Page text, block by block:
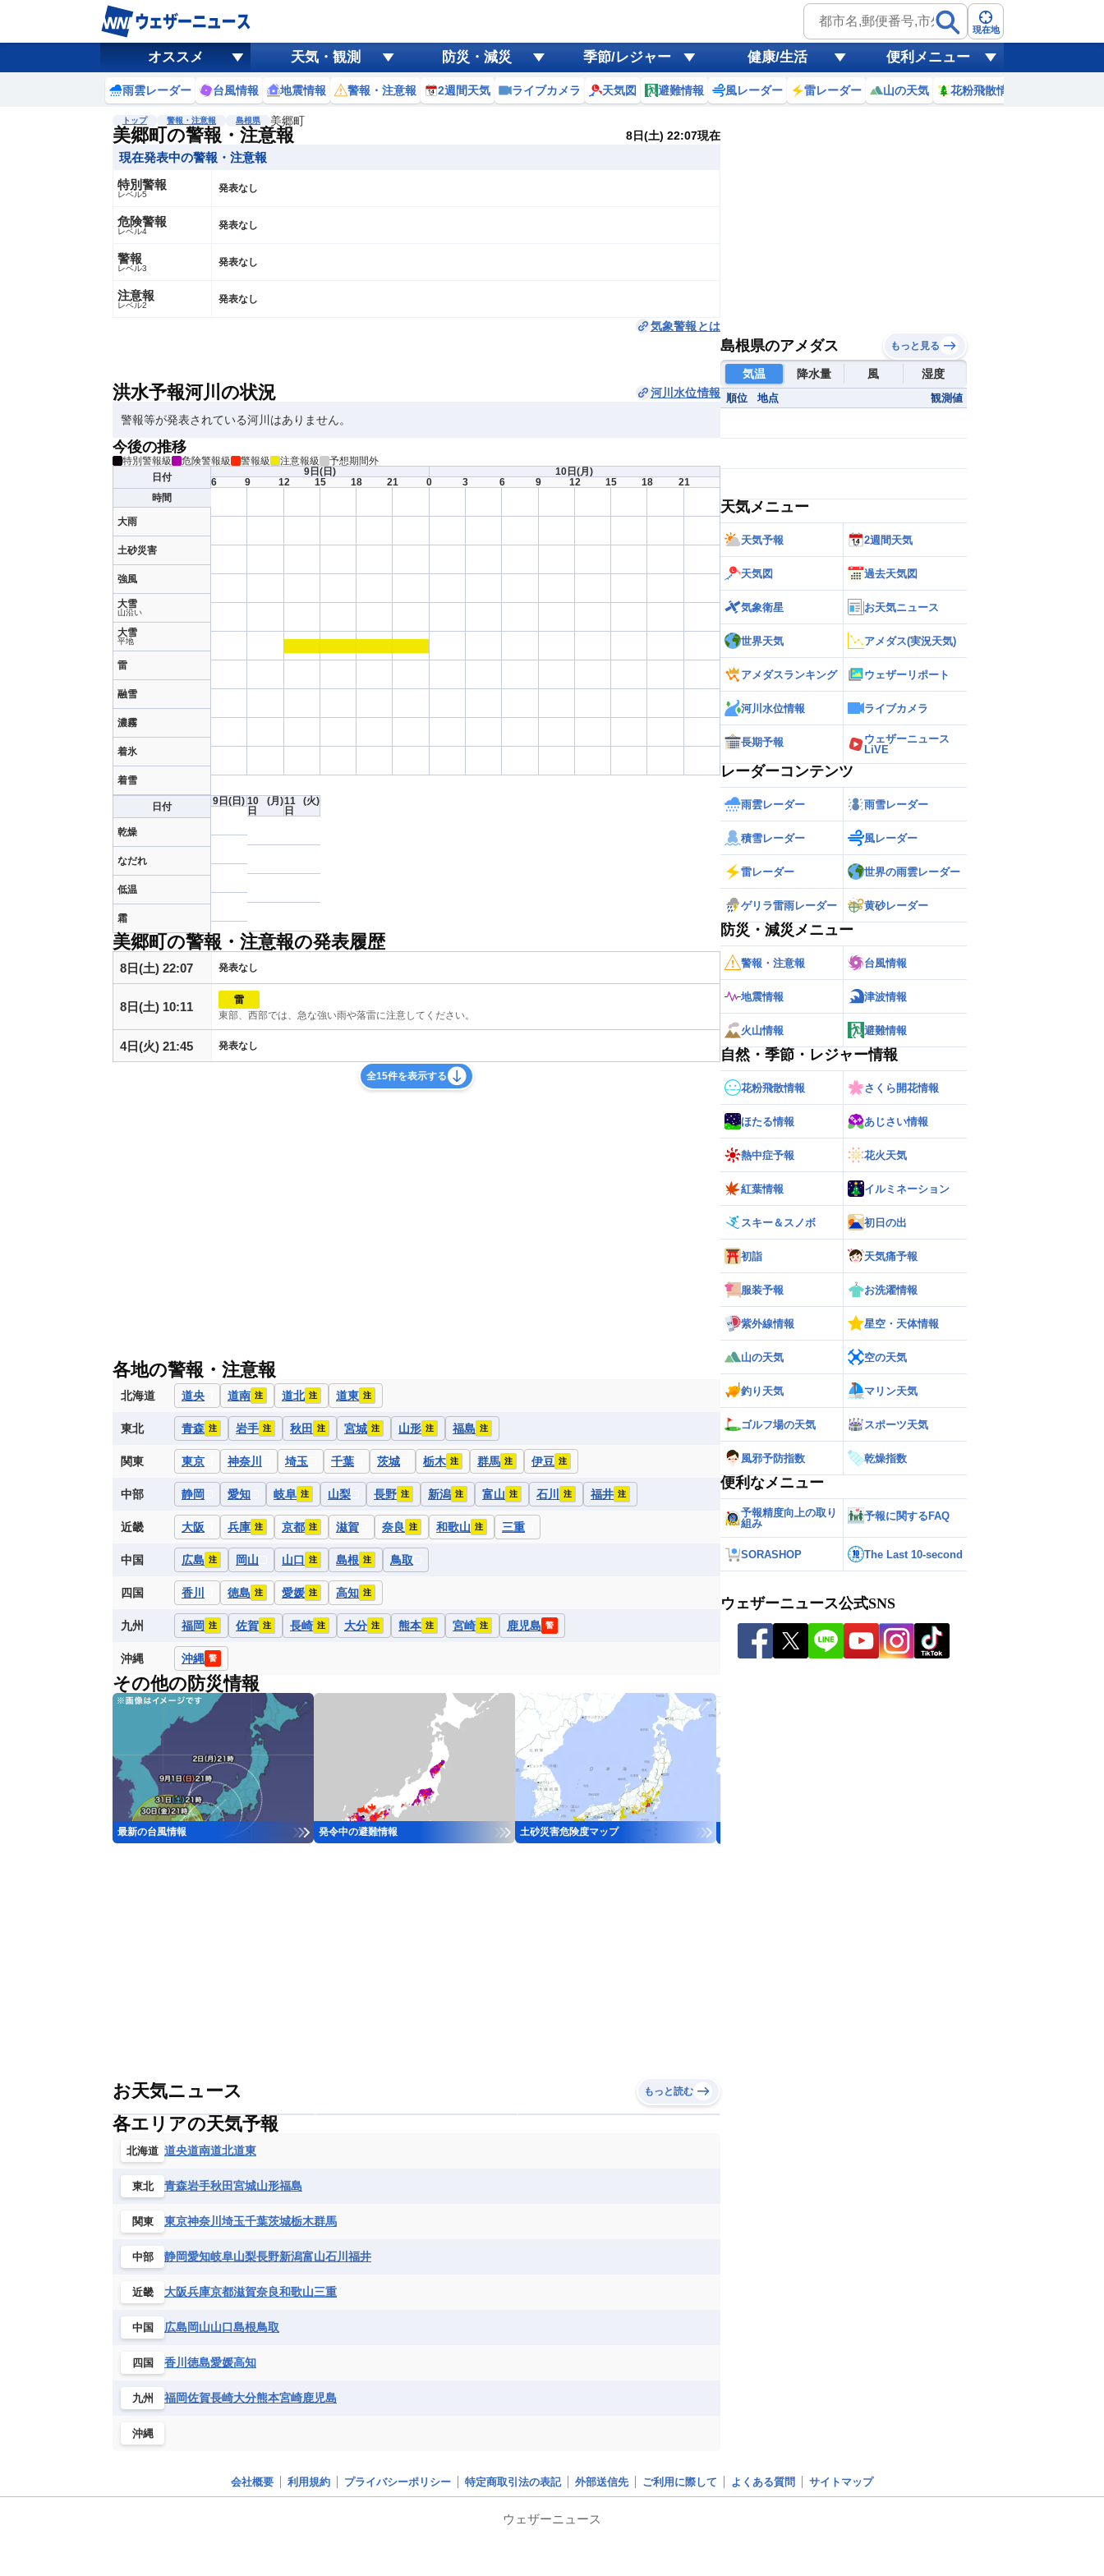
現在地
オススメ 天気・観測 防災・減災 季節/レジャー 健康/生活 便利メニュー
雨雲レーダー 台風情報 地震情報 警報・注意報 2週間天気 ライブカメラ 天気図 避難情報 風レーダー 雷レーダー 山の天気 花粉飛散情報
トップ 警報・注意報 島根県 美郷町
美郷町の警報・注意報 8日(土) 22:07現在
現在発表中の警報・注意報
特別警報
レベル5 発表なし
危険警報
レベル4 発表なし
警報
レベル3 発表なし
注意報
レベル2 発表なし
気象警報とは
洪水予報河川の状況 河川水位情報
警報等が発表されている河川はありません。
今後の推移
特別警報級 危険警報級 警報級 注意報級
予想期間外
日付
時間
大雨
土砂災害
強風
大雪
山沿い
大雪
平地
雷
融雪
濃霧
着氷
着雪
9日 (日)
6
9 12 15 18 21
10日(月)
0
3 6 9 12 15 18 21
日付
乾燥
なだれ
低温
霜
9日(日) 10
日
(月)11
日
(火)
美郷町の警報・注意報の発表履歴
8日(土) 22:07 発表なし
8日(土) 10:11
雷
東部、西部では、急な強い雨や落雷に注意してください。
4日(火) 21:45 発表なし
全15件を表示する
各地の警報・注意報
北海道 道央 道南 注 道北 注 道東 注
東北 青森 注 岩手 注 秋田 注 宮城 注 山形 注 福島 注
関東 東京 神奈川 埼玉 千葉 茨城 栃木 注 群馬 注 伊豆 注
中部 静岡 愛知 岐阜 注 山梨 長野 注 新潟 注 富山 注 石川 注 福井 注
近畿 大阪 兵庫 注 京都 注 滋賀 奈良 注 和歌山 注 三重
中国 広島 注 岡山 山口 注 島根 注 鳥取
四国 香川 徳島 注 愛媛 注 高知 注
九州 福岡 注 佐賀 注 長崎 注 大分 注 熊本 注 宮崎 注 鹿児島 警
沖縄 沖縄 警
その他の防災情報
最新の台風情報 発令中の避難情報 土砂災害危険度マップ
お天気ニュース もっと読む
各エリアの天気予報
北海道 道央道南道北道東
東北 青森岩手秋田宮城山形福島
関東 東京神奈川 埼玉千葉茨城栃木群馬
中部 静岡愛知岐阜山梨長野新潟富山石川 福井
近畿 大阪兵庫京都滋賀奈良和歌山三重
中国 広島岡山山口島根鳥取
四国 香川 徳島愛媛高知
九州 福岡佐賀長崎大分熊本宮崎鹿児島
沖縄
島根県のアメダス もっと見る
気温 降水量 風 湿度
順位 地点 観測値
天気メニュー
天気予報 2週間天気
天気図 過去天気図
気象衛星 お天気ニュース
世界天気 アメダス(実況天気)
アメダスランキング ウェザーリポート
河川水位情報 ライブカメラ
長期予報
ウェザーニュース
LiVE
レーダーコンテンツ
雨雲レーダー 雨雪レーダー
積雪レーダー 風レーダー
雷レーダー 世界の雨雲レーダー
ゲリラ雷雨レーダー 黄砂レーダー
防災・減災メニュー
警報・注意報 台風情報
地震情報 津波情報
火山情報 避難情報
自然・季節・レジャー情報
花粉飛散情報 さくら開花情報
ほたる情報 あじさい情報
熱中症予報 花火天気
紅葉情報 イルミネーション
スキー＆スノボ 初日の出
初詣 天気痛予報
服装予報 お洗濯情報
紫外線情報 星空・天体情報
山の天気 空の天気
釣り天気 マリン天気
ゴルフ場の天気 スポーツ天気
風邪予防指数 乾燥指数
便利なメニュー
予報精度向上の取り
組み
予報に関するFAQ
SORASHOP The Last 10-second
ウェザーニュース公式SNS
会社概要 利用規約 プライバシーポリシー 特定商取引法の表記 外部送信先 ご利用に際して よくある質問 サイトマップ
ウェザーニュース